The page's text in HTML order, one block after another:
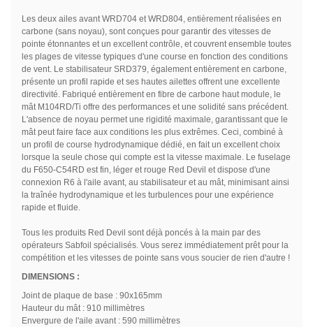
Les deux ailes avant WRD704 et WRD804, entièrement réalisées en
carbone (sans noyau), sont conçues pour garantir des vitesses de
pointe étonnantes et un excellent contrôle, et couvrent ensemble toutes
les plages de vitesse typiques d'une course en fonction des conditions
de vent. Le stabilisateur SRD379, également entièrement en carbone,
présente un profil rapide et ses hautes ailettes offrent une excellente
directivité. Fabriqué entièrement en fibre de carbone haut module, le
mât M104RD/Ti offre des performances et une solidité sans précédent.
L'absence de noyau permet une rigidité maximale, garantissant que le
mât peut faire face aux conditions les plus extrêmes. Ceci, combiné à
un profil de course hydrodynamique dédié, en fait un excellent choix
lorsque la seule chose qui compte est la vitesse maximale. Le fuselage
du F650-C54RD est fin, léger et rouge Red Devil et dispose d'une
connexion R6 à l'aile avant, au stabilisateur et au mât, minimisant ainsi
la traînée hydrodynamique et les turbulences pour une expérience
rapide et fluide.
Tous les produits Red Devil sont déjà poncés à la main par des
opérateurs Sabfoil spécialisés. Vous serez immédiatement prêt pour la
compétition et les vitesses de pointe sans vous soucier de rien d'autre !
DIMENSIONS :
Joint de plaque de base : 90x165mm
Hauteur du mât : 910 millimètres
Envergure de l'aile avant : 590 millimètres